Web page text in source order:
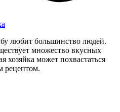
любит большинство людей.
множество вкусных
хозяйка может похвастаться
рецептом.